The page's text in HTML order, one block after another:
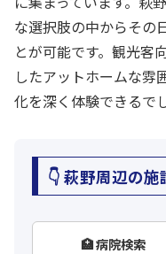
な選択肢の中からその
とが可能です。観光客
したアットホームな雰
化を深く体験できるで
👇 萩野周辺の
🏥 病院検索